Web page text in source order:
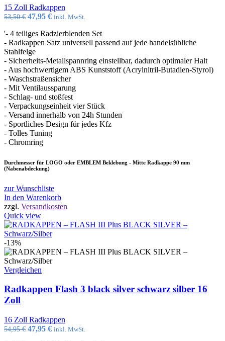
15 Zoll Radkappen
53,50€ Ursprünglicher
war:
53,50 €
47,95 €Aktueller
ist:
47,95 €.
inkl. MwSt.
'- 4 teiliges Radzierblenden Set
- Radkappen Satz universell passend auf jede handelsübliche
Stahlfelge
- Sicherheits-Metallspannring einstellbar, dadurch optimaler Halt
- Aus hochwertigem ABS Kunststoff (Acrylnitril-Butadien-Styrol)
- Waschstraßensicher
- Mit Ventilaussparung
- Schlag- und stoßfest
- Verpackungseinheit vier Stück
- Versand innerhalb von 24h Stunden
- Sportliches Design für jedes Kfz
- Tolles Tuning
- Chromring
Durchmesser für LOGO oder EMBLEM Beklebung - Mitte Radkappe 90 mm
(Nabenabdeckung)
zur Wunschliste
In den Warenkorb
zzgl. Versandkosten
Quick view
-13%
Vergleichen
Radkappen Flash 3 black silver schwarz silber 16
Zoll
16 Zoll Radkappen
54,95€ Ursprünglicher
47,95 €Aktueller
inkl. MwSt.